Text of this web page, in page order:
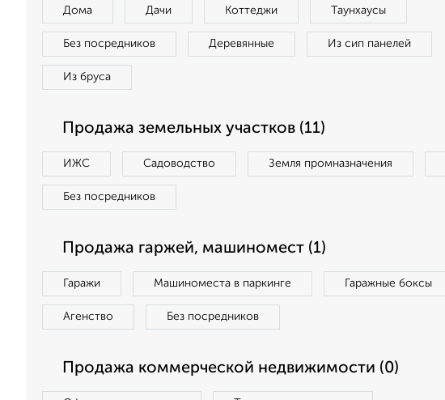
Дома Дачи Коттеджи Таунхаусы
Без посредников Деревянные Из сип панелей
Из бруса
Продажа земельных участков (11)
ИЖС Садоводство Земля промназначения
Без посредников
Продажа гаржей, машиномест (1)
Гаражи Машиноместа в паркинге Гаражные боксы
Агенство Без посредников
Продажа коммерческой недвижимости (0)